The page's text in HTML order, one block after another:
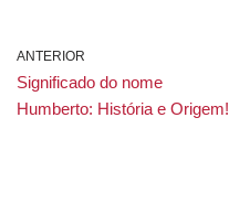
ANTERIOR
Significado do nome
Humberto: História e Origem!